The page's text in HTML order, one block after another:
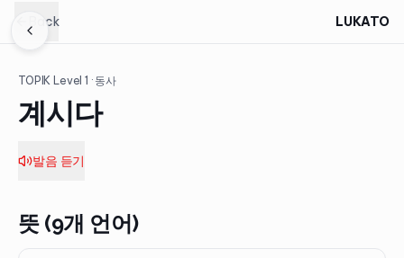
Back LUKATO
TOPIK Level1 · 동사
계시다
발음 듣기
뜻 (9개 언어)